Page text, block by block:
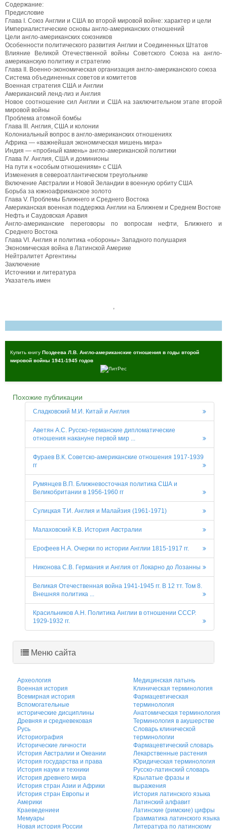
Содержание:
Предисловие
Глава I. Союз Англии и США во второй мировой войне: характер и цели
Империалистические основы англо-американских отношений
Цели англо-американских союзников
Особенности политического развития Англии и Соединенных Штатов
Влияние Великой Отечественной войны Советского Союза на англо-
американскую политику и стратегию
Глава II. Военно-экономическая организация англо-американского союза
Система объединенных советов и комитетов
Военная стратегия США и Англии
Американский ленд-лиз и Англия
Новое соотношение сил Англии и США на заключительном этапе второй
мировой войны
Проблема атомной бомбы
Глава III. Англия, США и колонии
Колониальный вопрос в англо-американских отношениях
Африка — «важнейшая экономическая мишень мира»
Индия — «пробный камень» англо-американской политики
Глава IV. Англия, США и доминионы
На пути к «особым отношениям» с США
Изменения в североатлантическом треугольнике
Включение Австралии и Новой Зеландии в военную орбиту США
Борьба за южноафриканское золото
Глава V. Проблемы Ближнего и Среднего Востока
Американская военная поддержка Англии на Ближнем и Среднем Востоке
Нефть и Саудовская Аравия
Англо-американские переговоры по вопросам нефти, Ближнего и
Среднего Востока
Глава VI. Англия и политика «обороны» Западного полушария
Экономическая война в Латинской Америке
Нейтралитет Аргентины
Заключение
Источники и литература
Указатель имен
,
Купить книгу Поздеева Л.В. Англо-американские отношения в годы второй
мировой войны 1941-1945 годов
Похожие публикации
Сладковский М.И. Китай и Англия
Аветян А.С. Русско-германские дипломатические
отношения накануне первой мир ...
Фураев В.К. Советско-американские отношения 1917-1939
гг
Румянцев В.П. Ближневосточная политика США и
Великобритании в 1956-1960 гг
Сулицкая Т.И. Англия и Малайзия (1961-1971)
Малаховский К.В. История Австралии
Ерофеев Н.А. Очерки по истории Англии 1815-1917 гг.
Никонова С.В. Германия и Англия от Локарно до Лозанны
Великая Отечественная война 1941-1945 гг. В 12 тт. Том 8.
Внешняя политика ...
Красильников А.Н. Политика Англии в отношении СССР.
1929-1932 гг.
Меню сайта
Археология
Военная история
Всемирная история
Вспомогательные
исторические дисциплины
Древняя и средневековая
Русь
Историография
Исторические личности
История Австралии и Океании
История государства и права
История науки и техники
История древнего мира
История стран Азии и Африки
История стран Европы и
Америки
Краеведениеи
Мемуары
Новая история России
Медицинская латынь
Клиническая терминология
Фармацевтическая
терминология
Анатомическая терминология
Терминология в акушерстве
Словарь клинической
терминологии
Фармацевтический словарь
Лекарственные растения
Юридическая терминология
Русско-латинский словарь
Крылатые фразы и
выражения
История латинского языка
Латинский алфавит
Латинские (римские) цифры
Грамматика латинского языка
Литература по латинскому